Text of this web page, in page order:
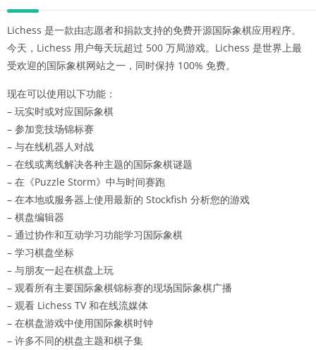
Lichess 是一款由志愿者和捐款支持的免费开源国际象棋应用程序。
今天，Lichess 用户每天玩超过 500 万局游戏。Lichess 是世界上最
受欢迎的国际象棋网站之一，同时保持 100% 免费。
现在可以使用以下功能：
– 玩实时或对应国际象棋
– 参加竞技场锦标赛
– 与在线机器人对战
– 在线或离线解决各种主题的国际象棋谜题
– 在《Puzzle Storm》中与时间赛跑
– 在本地或服务器上使用最新的 Stockfish 分析您的游戏
– 棋盘编辑器
– 通过协作和互动学习功能学习国际象棋
– 学习棋盘坐标
– 与朋友一起在棋盘上玩
– 观看所有主要国际象棋锦标赛的现场国际象棋广播
– 观看 Lichess TV 和在线流媒体
– 在棋盘游戏中使用国际象棋时钟
– 许多不同的棋盘主题和棋子集